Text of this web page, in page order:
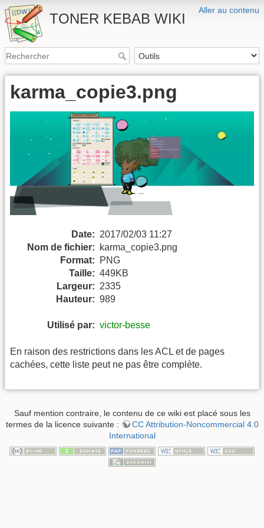
Aller au contenu
TONER KEBAB WIKI
karma_copie3.png
Date: 2017/02/03 11:27
Nom de fichier:
karma_copie3.png
Format:
PNG
Taille: 449KB
Largeur: 2335
Hauteur: 989
Utilisé par: victor-besse
En raison des restrictions dans les ACL et de pages
cachées, cette liste peut ne pas être complète.
Sauf mention contraire, le contenu de ce wiki est placé sous les
termes de la licence suivante :
CC Attribution-Noncommercial 4.0
International